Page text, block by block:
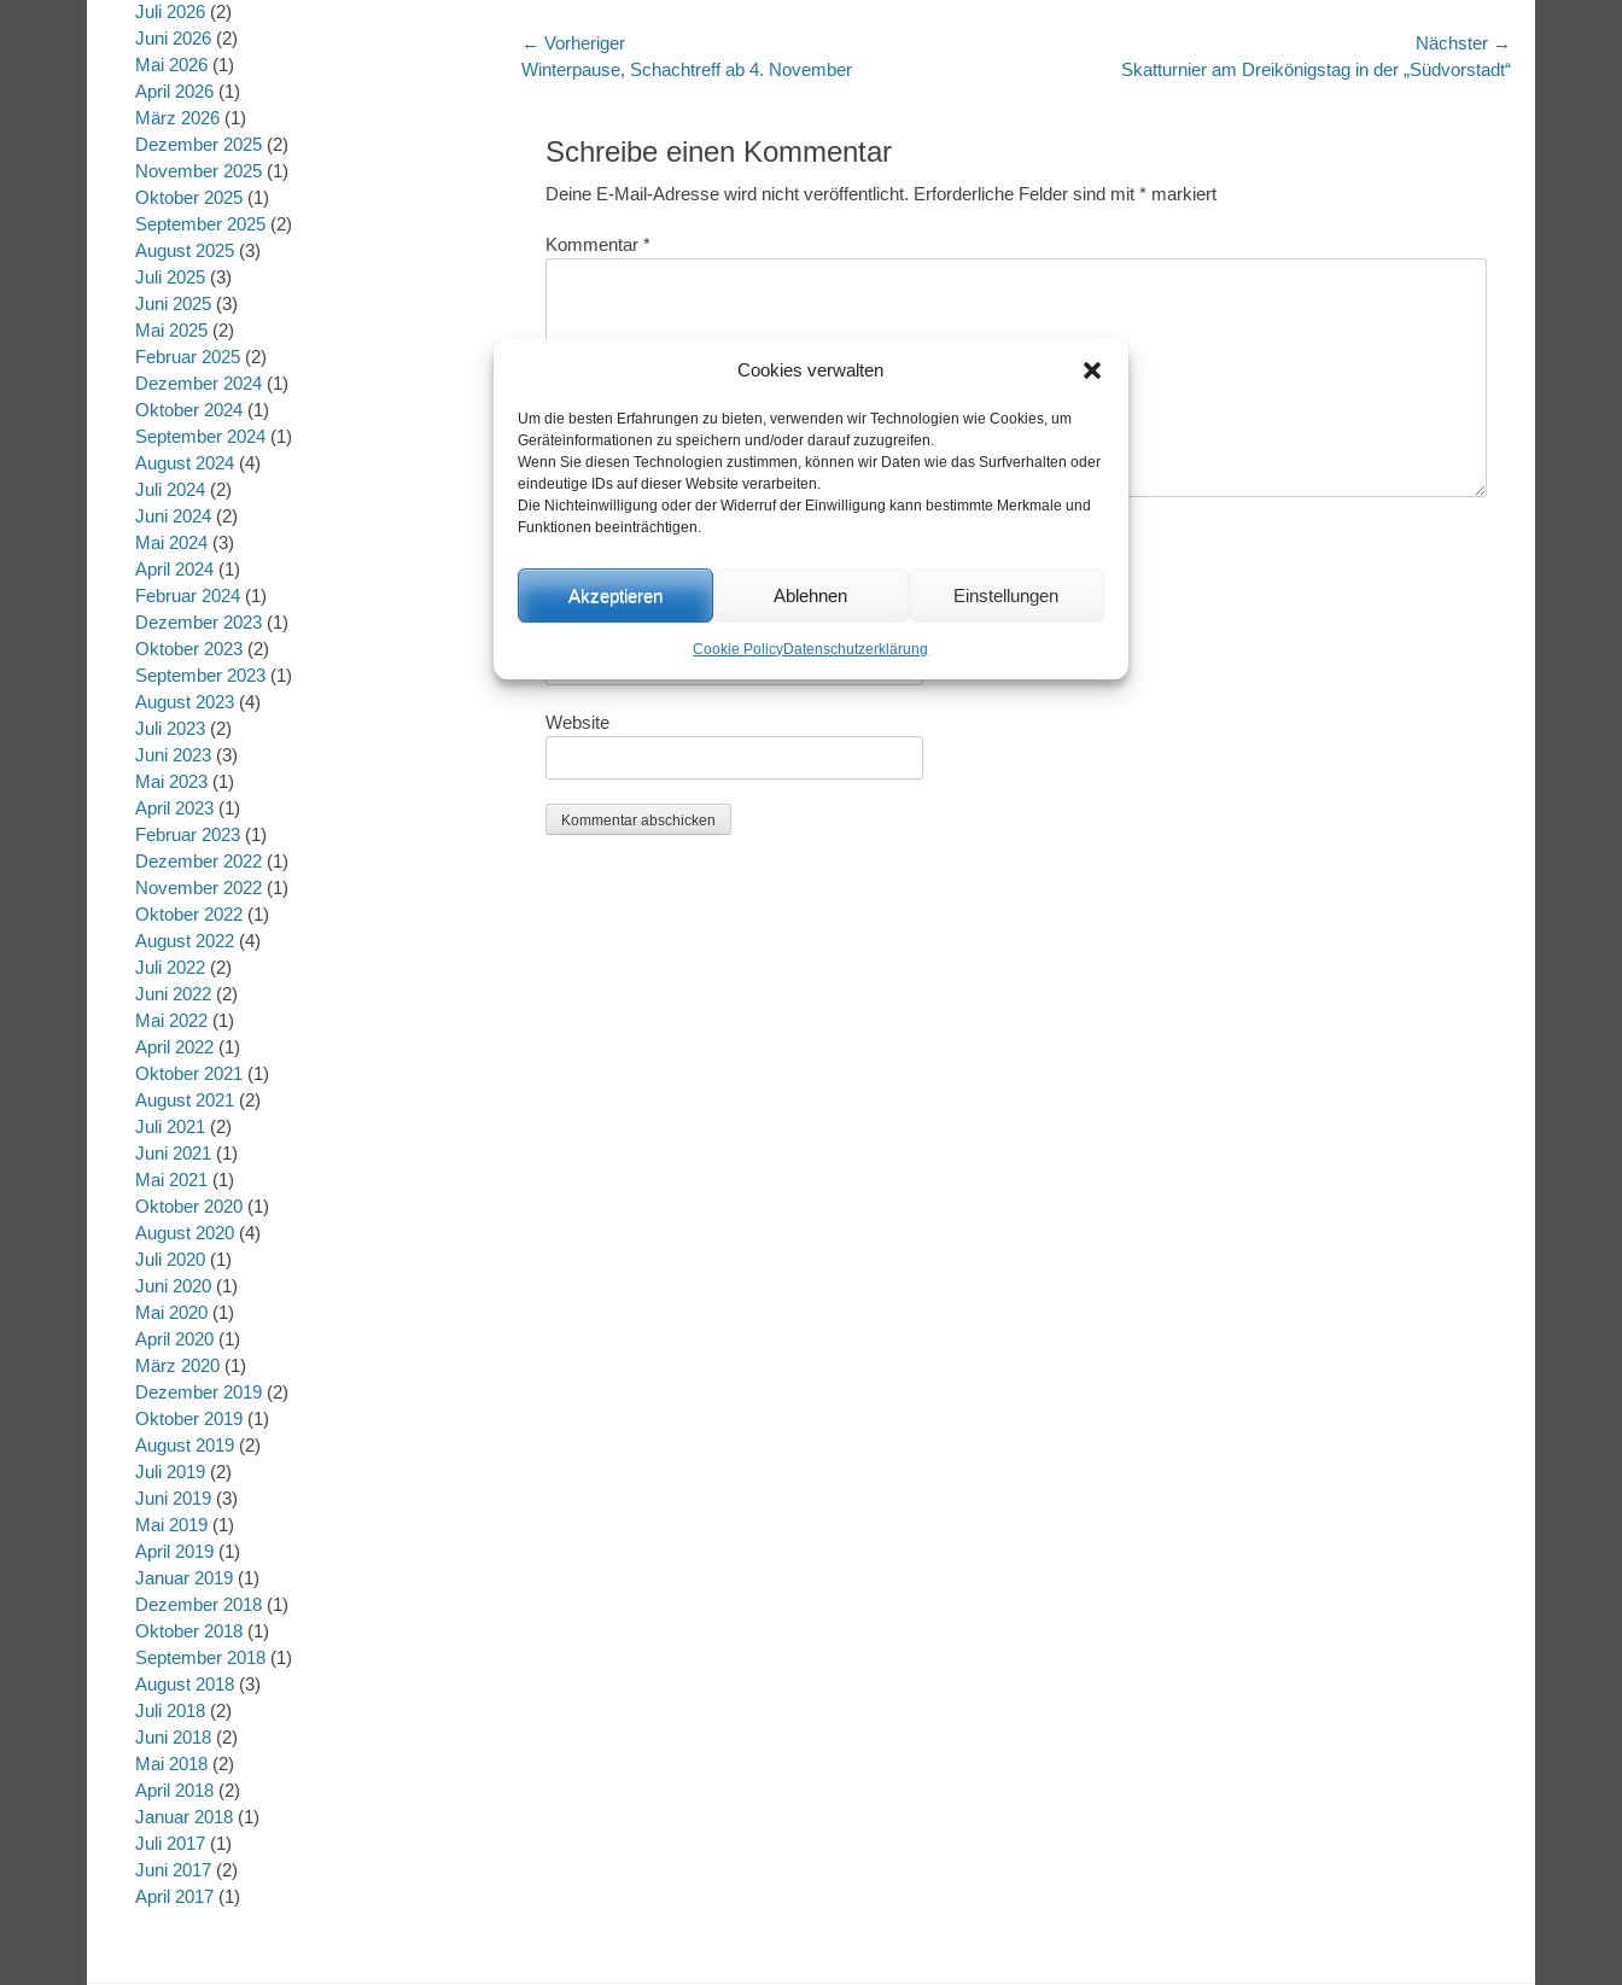
Cookies verwalten
Um die besten Erfahrungen zu bieten, verwenden wir Technologien wie Cookies, um
Geräteinformationen zu speichern und/oder darauf zuzugreifen.
Wenn Sie diesen Technologien zustimmen, können wir Daten wie das Surfverhalten oder
eindeutige IDs auf dieser Website verarbeiten.
Die Nichteinwilligung oder der Widerruf der Einwilligung kann bestimmte Merkmale und
Funktionen beeinträchtigen.
Akzeptieren Ablehnen Einstellungen
Cookie PolicyDatenschutzerklärung
Beitragsnavigation
← Vorheriger
Vorheriger
Winterpause, Schachtreff ab 4. November
Nächster →
Skatturnier am Dreikönigstag in der „Südvorstadt“
Schreibe einen Kommentar
Deine E-Mail-Adresse wird nicht veröffentlicht. Erforderliche Felder sind mit * markiert
Kommentar *
Name*
E-Mail-Adresse*
Website
Juli 2026 (2)
Juni 2026 (2)
Mai 2026 (1)
April 2026 (1)
März 2026 (1)
Dezember 2025 (2)
November 2025 (1)
Oktober 2025 (1)
September 2025 (2)
August 2025 (3)
Juli 2025 (3)
Juni 2025 (3)
Mai 2025 (2)
Februar 2025 (2)
Dezember 2024 (1)
Oktober 2024 (1)
September 2024 (1)
August 2024 (4)
Juli 2024 (2)
Juni 2024 (2)
Mai 2024 (3)
April 2024 (1)
Februar 2024 (1)
Dezember 2023 (1)
Oktober 2023 (2)
September 2023 (1)
August 2023 (4)
Juli 2023 (2)
Juni 2023 (3)
Mai 2023 (1)
April 2023 (1)
Februar 2023 (1)
Dezember 2022 (1)
November 2022 (1)
Oktober 2022 (1)
August 2022 (4)
Juli 2022 (2)
Juni 2022 (2)
Mai 2022 (1)
April 2022 (1)
Oktober 2021 (1)
August 2021 (2)
Juli 2021 (2)
Juni 2021 (1)
Mai 2021 (1)
Oktober 2020 (1)
August 2020 (4)
Juli 2020 (1)
Juni 2020 (1)
Mai 2020 (1)
April 2020 (1)
März 2020 (1)
Dezember 2019 (2)
Oktober 2019 (1)
August 2019 (2)
Juli 2019 (2)
Juni 2019 (3)
Mai 2019 (1)
April 2019 (1)
Januar 2019 (1)
Dezember 2018 (1)
Oktober 2018 (1)
September 2018 (1)
August 2018 (3)
Juli 2018 (2)
Juni 2018 (2)
Mai 2018 (2)
April 2018 (2)
Januar 2018 (1)
Juli 2017 (1)
Juni 2017 (2)
April 2017 (1)